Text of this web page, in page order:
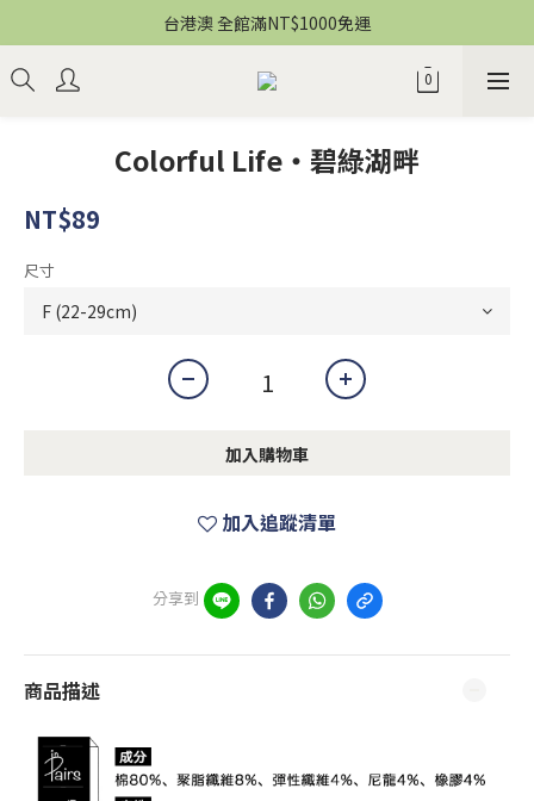
台港澳 全館滿NT$1000免運
Colorful Life・碧綠湖畔
NT$89
尺寸
加入購物車
加入追蹤清單
分享到
商品描述